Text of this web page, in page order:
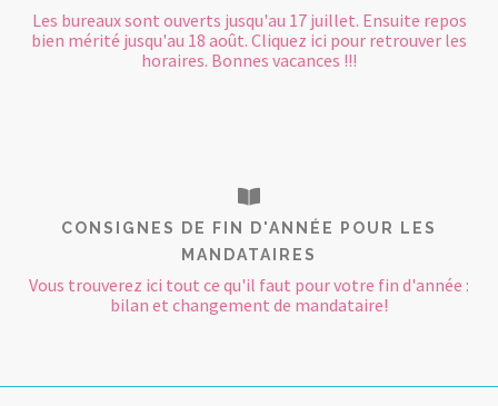
Les bureaux sont ouverts jusqu'au 17 juillet. Ensuite repos
bien mérité jusqu'au 18 août. Cliquez ici pour retrouver les
horaires. Bonnes vacances !!!
CONSIGNES DE FIN D'ANNÉE POUR LES
MANDATAIRES
Vous trouverez ici tout ce qu'il faut pour votre fin d'année :
bilan et changement de mandataire!